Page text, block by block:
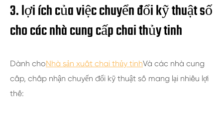
3. lợi ích của việc chuyển đổi kỹ thuật số
cho các nhà cung cấp chai thủy tinh
Dành choNhà sản xuất chai thủy tinhVà các nhà cung
cấp, chấp nhận chuyển đổi kỹ thuật số mang lại nhiều lợi
thế: